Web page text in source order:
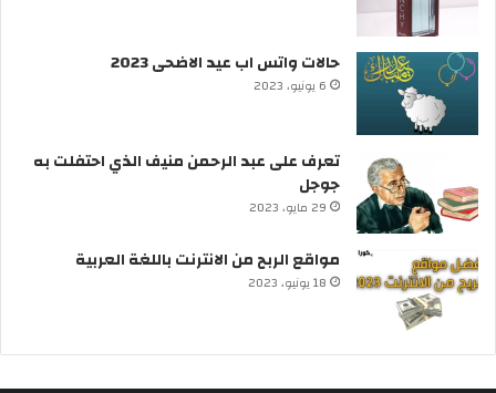
حالات واتس اب عيد الاضحى 2023
6 يونيو، 2023
تعرف على عبد الرحمن منيف الذي احتفلت به
جوجل
29 مايو، 2023
مواقع الربح من الانترنت باللغة العربية
18 يونيو، 2023